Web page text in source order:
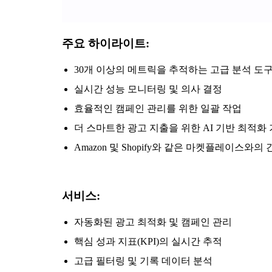
주요 하이라이트:
30개 이상의 메트릭을 추적하는 고급 분석 도구
실시간 성능 모니터링 및 의사 결정
효율적인 캠페인 관리를 위한 일괄 작업
더 스마트한 광고 지출을 위한 AI 기반 최적화
Amazon 및 Shopify와 같은 마켓플레이스와의
서비스:
자동화된 광고 최적화 및 캠페인 관리
핵심 성과 지표(KPI)의 실시간 추적
고급 필터링 및 기록 데이터 분석